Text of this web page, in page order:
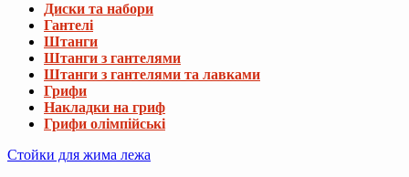
Диски та набори
Гантелі
Штанги
Штанги з гантелями
Штанги з гантелями та лавками
Грифи
Накладки на гриф
Грифи олімпійські
Стойки для жима лежа